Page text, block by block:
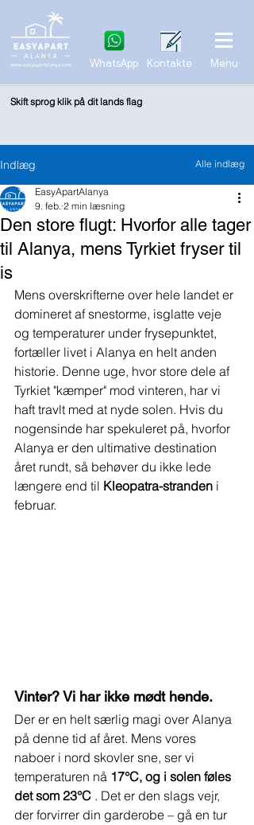
WhatsApp Kontakte Menu
Skift sprog klik på dit lands flag
Indlæg
Den store flugt: Hvorfor alle tager
til Alanya, mens Tyrkiet fryser til
is
EasyApartAlanya
9. feb. 2 min læsning
Mens overskrifterne over hele landet er
domineret af snestorme, isglatte veje
og temperaturer under frysepunktet,
fortæller livet i Alanya en helt anden
historie. Denne uge, hvor store dele af
Tyrkiet "kæmper" mod vinteren, har vi
haft travlt med at nyde solen. Hvis du
nogensinde har spekuleret på, hvorfor
Alanya er den ultimative destination
året rundt, så behøver du ikke lede
længere end til Kleopatra-stranden i
februar.
Vinter? Vi har ikke mødt hende.
Der er en helt særlig magi over Alanya
på denne tid af året. Mens vores
naboer i nord skovler sne, ser vi
temperaturen nå 17°C, og i solen føles
det som 23°C . Det er den slags vejr,
der forvirrer din garderobe – gå en tur
Alle indlæg